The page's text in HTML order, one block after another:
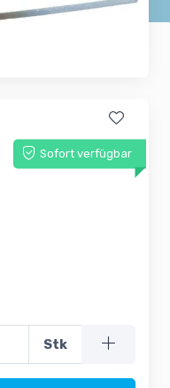
Sofort verfügbar
Stk